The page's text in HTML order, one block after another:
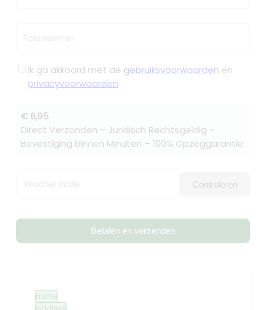
Polisnummer
Ik ga akkoord met de gebruiksvoorwaarden en
privacyvoorwaarden
€ 6,95
Direct Verzonden – Juridisch Rechtsgeldig –
Bevestiging binnen Minuten – 100% Opzeggarantie
Voucher code Controleren
Betalen en verzenden
name